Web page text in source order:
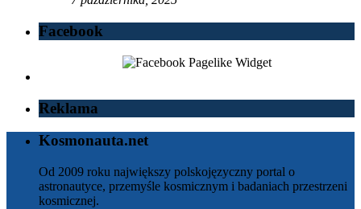
Facebook
Reklama
Kosmonauta.net
Od 2009 roku największy polskojęzyczny portal o
astronautyce, przemyśle kosmicznym i badaniach przestrzeni
kosmicznej.